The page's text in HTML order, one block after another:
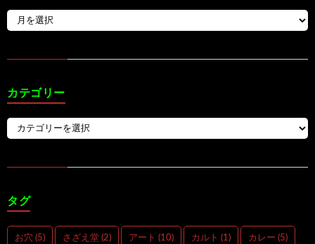
カテゴリー
タグ
お穴 (5) さざえ堂 (2) アート (10) カルト (1) カレー (5)